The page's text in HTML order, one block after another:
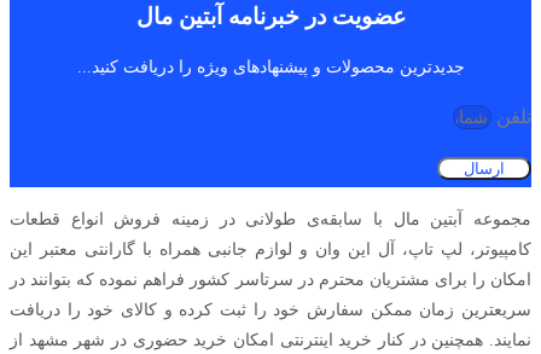
عضویت در خبرنامه آبتین مال
جدیدترین محصولات و پیشنهادهای ویژه را دریافت کنید...
تلفن
ارسال
مجموعه آبتین مال با سابقه‌ی طولانی در زمینه فروش انواع قطعات
کامپیوتر، لپ تاپ، آل این وان و لوازم جانبی همراه با گارانتی معتبر این
امکان را برای مشتریان محترم در سرتاسر کشور فراهم نموده که بتوانند در
سریعترین زمان ممکن سفارش خود را ثبت کرده و کالای خود را دریافت
نمایند. همچنین در کنار خرید اینترنتی امکان خرید حضوری در شهر مشهد از